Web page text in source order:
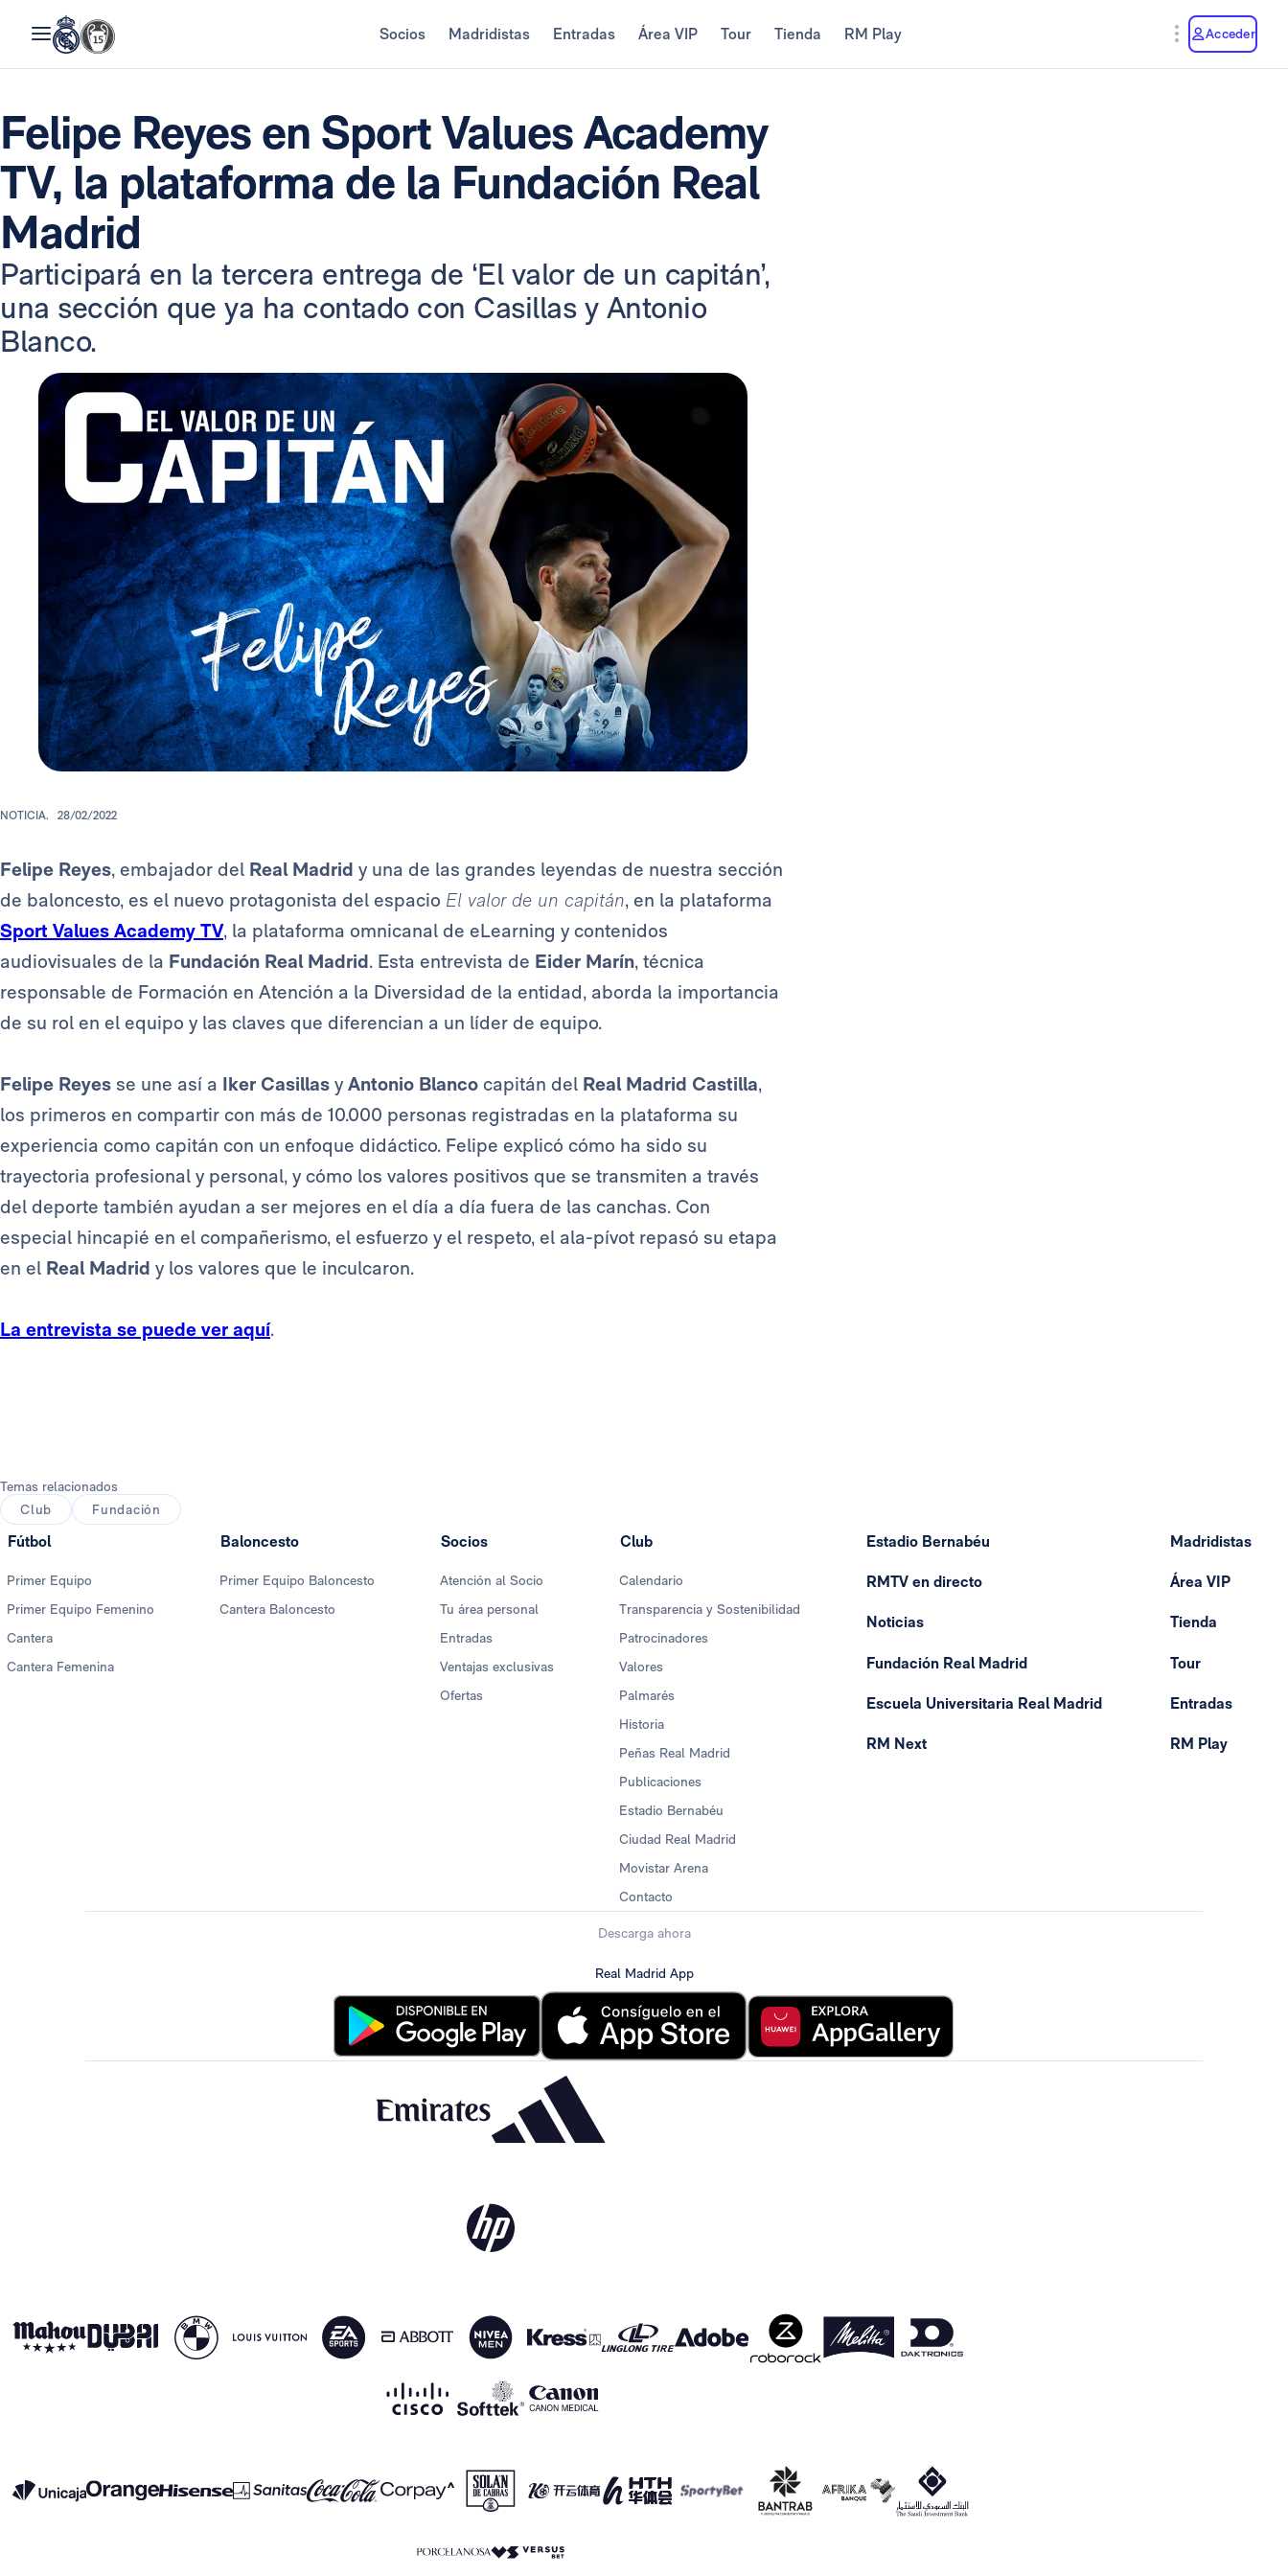
Socios Madridistas Entradas Área VIP Tour Tienda RM Play Acceder
Felipe Reyes en Sport Values Academy
TV, la plataforma de la Fundación Real
Madrid
Participará en la tercera entrega de ‘El valor de un capitán’,
una sección que ya ha contado con Casillas y Antonio
Blanco.
NOTICIA. 28/02/2022
Felipe Reyes, embajador del Real Madrid y una de las grandes leyendas de nuestra sección
de baloncesto, es el nuevo protagonista del espacio El valor de un capitán, en la plataforma
Sport Values Academy TV, la plataforma omnicanal de eLearning y contenidos
audiovisuales de la Fundación Real Madrid. Esta entrevista de Eider Marín, técnica
responsable de Formación en Atención a la Diversidad de la entidad, aborda la importancia
de su rol en el equipo y las claves que diferencian a un líder de equipo.
Felipe Reyes se une así a Iker Casillas y Antonio Blanco capitán del Real Madrid Castilla,
los primeros en compartir con más de 10.000 personas registradas en la plataforma su
experiencia como capitán con un enfoque didáctico. Felipe explicó cómo ha sido su
trayectoria profesional y personal, y cómo los valores positivos que se transmiten a través
del deporte también ayudan a ser mejores en el día a día fuera de las canchas. Con
especial hincapié en el compañerismo, el esfuerzo y el respeto, el ala-pívot repasó su etapa
en el Real Madrid y los valores que le inculcaron.
La entrevista se puede ver aquí.
Temas relacionados
Club
Fundación
Fútbol
Primer Equipo
Primer Equipo Femenino
Cantera
Cantera Femenina
Baloncesto
Primer Equipo Baloncesto
Cantera Baloncesto
Socios
Atención al Socio
Tu área personal
Entradas
Ventajas exclusivas
Ofertas
Club
Calendario
Transparencia y Sostenibilidad
Patrocinadores
Valores
Palmarés
Historia
Peñas Real Madrid
Publicaciones
Estadio Bernabéu
Ciudad Real Madrid
Movistar Arena
Contacto
Estadio Bernabéu
RMTV en directo
Noticias
Fundación Real Madrid
Escuela Universitaria Real Madrid
RM Next
Madridistas
Área VIP
Tienda
Tour
Entradas
RM Play
Descarga ahora
Real Madrid App